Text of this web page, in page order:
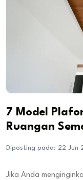
7 Model
Ruangan
Diposting pada: 22 Jun
Jika Anda